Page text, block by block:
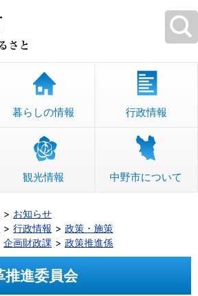
暮らしの情報 行政情報
観光情報 中野市について
お知らせ
行政情報
政策・施策
企画財政課 政策推進係
推進委員会